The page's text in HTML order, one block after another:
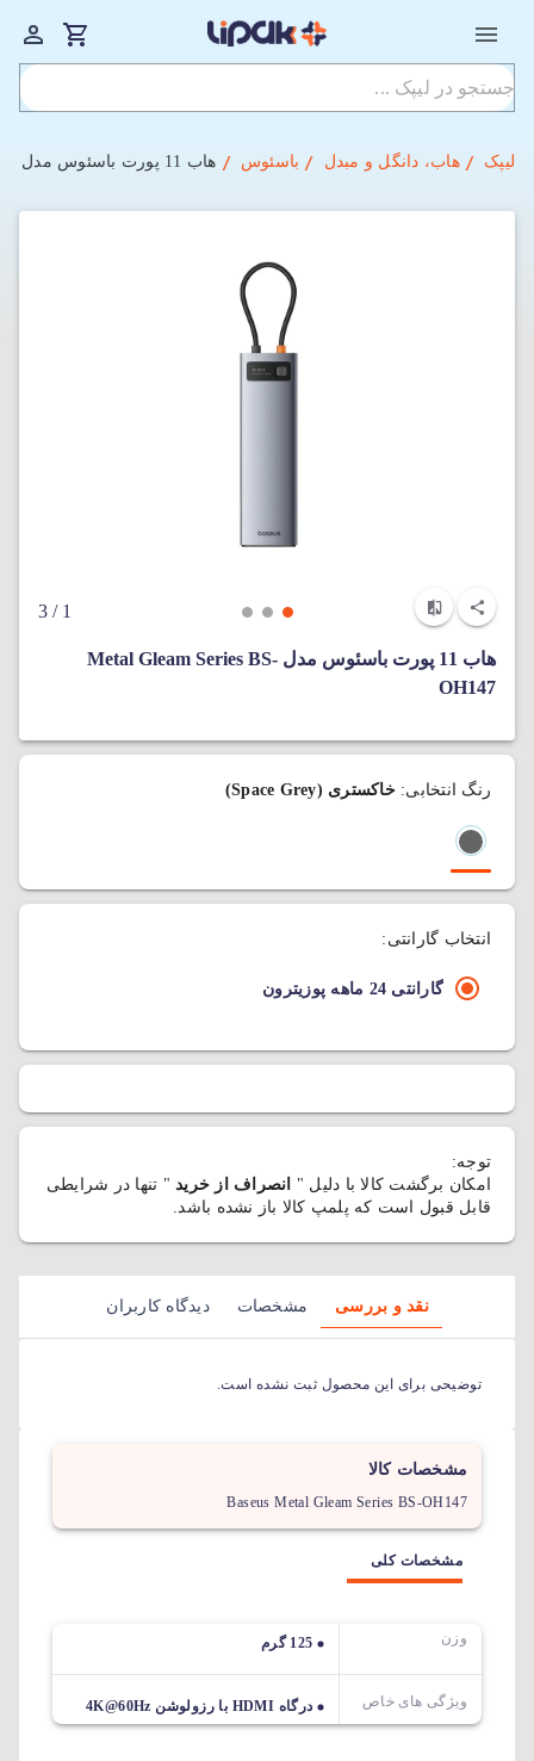
لیپک هاب، دانگل و مبدل باسئوس هاب 11 پورت باسئوس مدل Metal Gleam Series BS-OH147
1
/ 3
هاب 11 پورت باسئوس مدل Metal Gleam Series BS-
OH147
رنگ انتخابی:خاکستری (Space Grey)
انتخاب گارانتی:
گارانتی 24 ماهه پوزیترون
توجه:
امکان برگشت کالا با دلیل "
انصراف از خرید " تنها در شرایطی
قابل قبول است که پلمپ کالا باز نشده باشد.
نقد و بررسی مشخصات دیدگاه کاربران
توضیحی برای این محصول ثبت نشده است.
مشخصات کالا
Baseus Metal Gleam Series BS-OH147
مشخصات کلی
وزن 125 گرم
ویژگی های خاص درگاه HDMI با رزولوشن 4K@60Hz